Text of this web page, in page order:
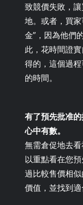
致競價失敗，
地。或者，買
金”，因為他們
此，花時間證
得的，這個過
的時間。
有了預先批准
心中有數。
無需倉促地去
以重點看在您
過比較售價相
價值，並找到適